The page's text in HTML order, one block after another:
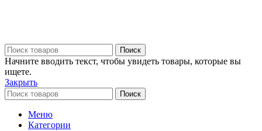
Поиск
Начните вводить текст, чтобы увидеть товары, которые вы
ищете.
Закрыть
Поиск
Меню
Категории